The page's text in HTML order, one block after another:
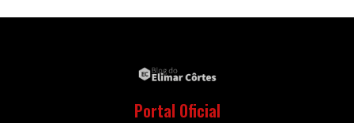
Portal Oficial